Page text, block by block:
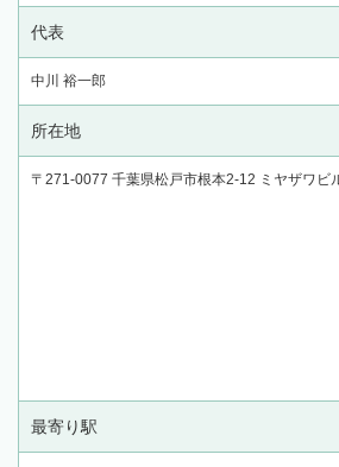
代表
中川 裕一郎
所在地
〒271-0077 千葉県松戸市根本2-12 ミヤザワビ
最寄り駅